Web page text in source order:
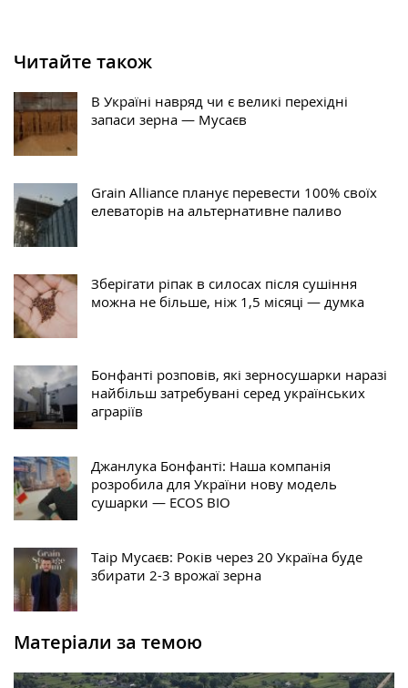
Читайте також
В Україні навряд чи є великі перехідні
запаси зерна — Мусаєв
Grain Alliance планує перевести 100% своїх
елеваторів на альтернативне паливо
Зберігати ріпак в силосах після сушіння
можна не більше, ніж 1,5 місяці — думка
Бонфанті розповів, які зерносушарки наразі
найбільш затребувані серед українських
аграріїв
Джанлука Бонфанті: Наша компанія
розробила для України нову модель
сушарки — ECOS BIO
Таір Мусаєв: Років через 20 Україна буде
збирати 2-3 врожаї зерна
Матеріали за темою